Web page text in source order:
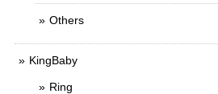
Others
KingBaby
Ring